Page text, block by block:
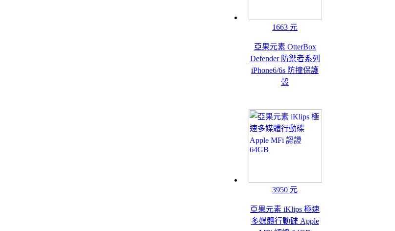
1663 元
亞果元素 OtterBox
Defender 防禦者系列
iPhone6/6s 防撞保護
殼
3950 元
亞果元素 iKlips 極速
多媒體行動碟 Apple